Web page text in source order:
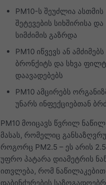
PM10-ს შეუძლია ასთმის
შეტევების სიხშირისა და
სიმძიმის გაზრდა
PM10 იწვევს ან ამძიმებს
ბრონქიტს და სხვა
დაავადებებს
PM10 ამცირებს
უნარს ინფექციებთან
PM10 მოიცავს წვრილ
მასას, რომელიც
როგორც PM2.5 – ეს არის
უფრო პატარა დიამეტრის
ითვლება, რომ ნაწილაკებით
დაბინძურების